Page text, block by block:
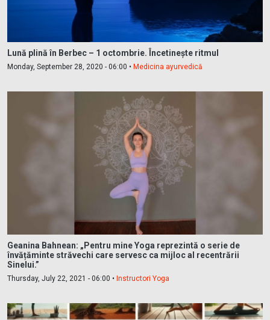
Lună plină în Berbec – 1 octombrie. Încetinește ritmul
Monday, September 28, 2020 - 06:00 • Medicina ayurvedică
Geanina Bahnean: „Pentru mine Yoga reprezintă o serie de
învățăminte străvechi care servesc ca mijloc al recentrării
Sinelui.”
Thursday, July 22, 2021 - 06:00 • Instructori Yoga